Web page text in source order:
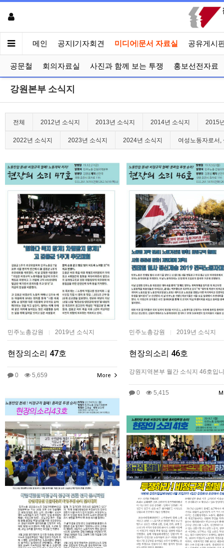
메인 공지|기자회견 미디어|문서 자료실 공유게시
공문철 회의자료실 사진과 함께 보는 투쟁 홍보선전자료
강원본부 소식지
전체 2012년 소식지 2013년 소식지 2014년 소식지 2015
2022년 소식지 2023년 소식지 2024년 소식지 여성노동자로서,
민주노총강원 | 2019년 소식지
현장의소리 47호
0 5,659 More
민주노총강원 | 2019년 소식지
현장의소리 46호
강원지역본부 월간 소식지 46호입
0 5,415